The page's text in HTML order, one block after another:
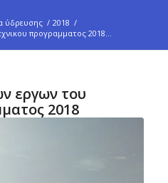
ύδρευσης / 2018 /
προγραμματος 2018...
εργων του
2018